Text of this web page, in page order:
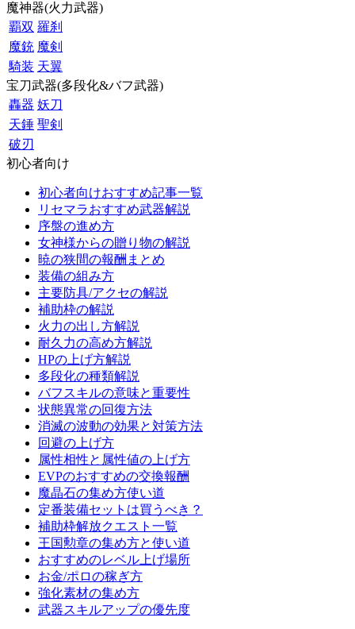
魔神器(火力武器)
覇双 羅刹
魔銃 魔剣
騎装 天翼
宝刀武器(多段化&バフ武器)
轟器 妖刀
天錘 聖剣
破刃
初心者向け
初心者向けおすすめ記事一覧
リセマラおすすめ武器解説
序盤の進め方
女神様からの贈り物の解説
暁の狭間の報酬まとめ
装備の組み方
主要防具/アクセの解説
補助枠の解説
火力の出し方解説
耐久力の高め方解説
HPの上げ方解説
多段化の種類解説
バフスキルの意味と重要性
状態異常の回復方法
消滅の波動の効果と対策方法
回避の上げ方
属性相性と属性値の上げ方
EVPのおすすめの交換報酬
魔晶石の集め方使い道
定番装備セットは買うべき？
補助枠解放クエスト一覧
王国勲章の集め方と使い道
おすすめのレベル上げ場所
お金/ポロの稼ぎ方
強化素材の集め方
武器スキルアップの優先度